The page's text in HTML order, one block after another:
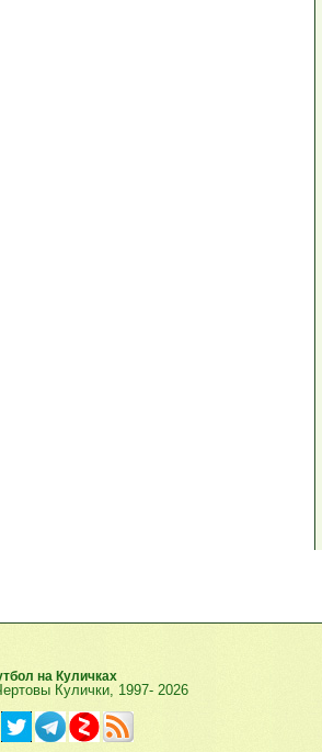
на Куличках
Кулички, 1997- 2026